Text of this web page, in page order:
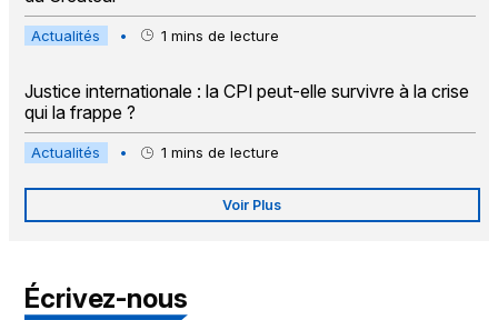
Actualités • 1 mins de lecture
Justice internationale : la CPI peut-elle survivre à la crise
qui la frappe ?
Actualités • 1 mins de lecture
Voir Plus
Écrivez-nous